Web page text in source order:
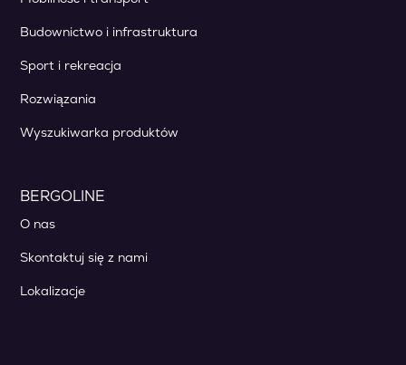
Budownictwo i infrastruktura
Sport i rekreacja
Rozwiązania
Wyszukiwarka produktów
BERGOLINE
O nas
Skontaktuj się z nami
Lokalizacje